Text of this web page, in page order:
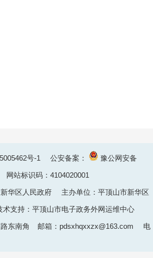
号-1 公安备案： 豫公网安备
站标识码：4104020001
新华区人民政府 主办单位：平顶山市新华区
支持：平顶山市电子政务外网运维中心
路东南角 邮箱：pdsxhqxxzx@163.com 电